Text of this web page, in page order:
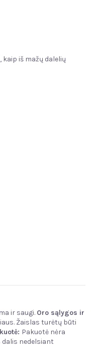
iš mažų dalelių
ir saugi. Oro sąlygos ir
Žaislas turėtų būti
Pakuotė nėra
dalis nedelsiant